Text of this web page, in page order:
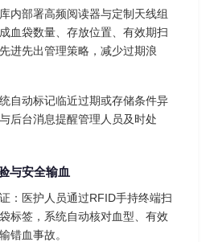
内部署高频阅读器与定制天线组
血袋数量、存放位置、有效期扫
进先出管理策略，减少过期浪
自动标记临近过期或存储条件异
后台消息提醒管理人员及时处
与安全输血
：医护人员通过RFID手持终端扫
标签，系统自动核对血型、有效
错血事故。